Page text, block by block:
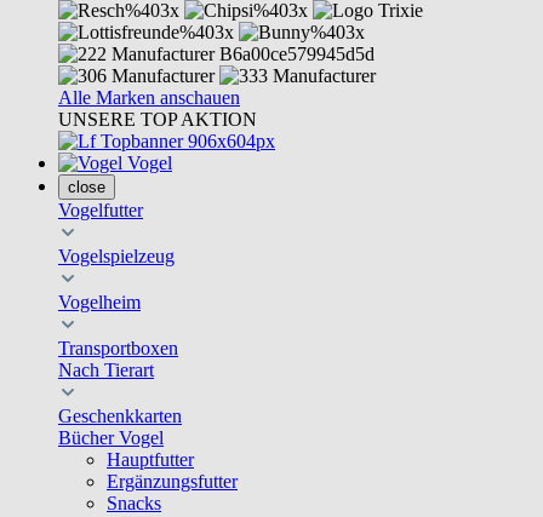
Alle Marken anschauen
UNSERE TOP AKTION
Vogel
close
Vogelfutter
Vogelspielzeug
Vogelheim
Transportboxen
Nach Tierart
Geschenkkarten
Bücher Vogel
Hauptfutter
Ergänzungsfutter
Snacks